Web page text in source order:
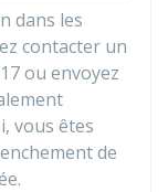
dans les
contacter un
ou envoyez
vous êtes
de